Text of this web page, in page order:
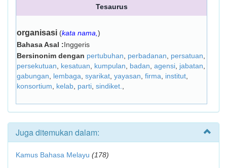
Tesaurus
organisasi (kata nama, )
Bahasa Asal :Inggeris
Bersinonim dengan pertubuhan perbadanan persatuan
persekutuan
kesatuan kumpulan badan agensi jabatan
gabungan
lembaga syarikat yayasan firma institut
konsortium
kelab parti sindiket.
Juga ditemukan dalam:
Kamus Bahasa Melayu (178)